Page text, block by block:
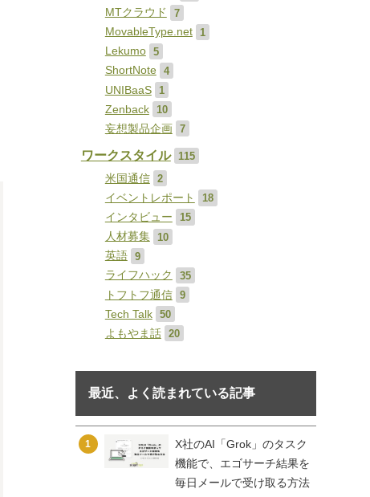
MTクラウド
7
MovableType.net
1
Lekumo
5
ShortNote
4
UNIBaaS
1
Zenback
10
妄想製品企画
7
ワークスタイル
115
米国通信
2
イベントレポート
18
インタビュー
15
人材募集
10
英語
9
ライフハック
35
トフトフ通信
9
Tech Talk
50
よもやま話
20
最近、よく読まれている記事
1
X社のAI「Grok」のタスク
機能で、エゴサーチ結果を
毎日メールで受け取る方法